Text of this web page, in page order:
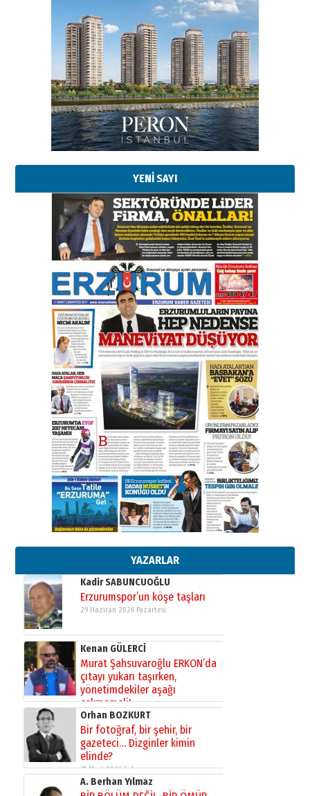
YENİ SAYI
YAZARLAR
Esat BİNDESEN
Başkan Sekmen’den Erzurum’a
bir vizyon proje daha!
02 Ağustos 2026 Pazar
Kadir SABUNCUOĞLU
Erzurumspor’un köşe taşları
29 Haziran 2026 Pazartesi
Kenan GÜLERCİ
Murat Şahsuvaroğlu ERKON’da
çıtayı yukarı taşırken,
yönetimdekiler aşağı
çekmemeli!
17 Şubat 2026 SalıOrhan BOZKURT
Bir fotoğraf, bir şehir, bir
gazeteci… Dizginler kimin
elinde?
31 Mart 2026 Salı
A. Berhan Yılmaz
BİR BÖLÜM DEĞİL, BİR ÖMÜR
SEÇİYORSUNUZ… “NEDEN
ATATÜRK ÜNİVERSİTESİ?”
28 Temmuz 2026 Salı
Ahmet Gökhan YAZICI
Ahmed Yesevi’den bir Alperen…
”Reisimiz” idi… Hakka yürüdü.!
26 Mart 2026 Perşembe
Cem Bakırcı
Ardında bıraktığı hatıralarıyla
gönül adamı Faruk Terzioğlu!
13 Mayıs 2026 Çarşamba
Esat BİNDESEN
Başkan Sekmen’den Erzurum’a
bir vizyon proje daha!
02 Ağustos 2026 Pazar
Kadir SABUNCUOĞLU
Erzurumspor’un köşe taşları
29 Haziran 2026 Pazartesi
Kenan GÜLERCİ
Murat Şahsuvaroğlu ERKON’da
çıtayı yukarı taşırken,
yönetimdekiler aşağı
çekmemeli!
17 Şubat 2026 SalıOrhan BOZKURT
Bir fotoğraf, bir şehir, bir
gazeteci… Dizginler kimin
elinde?
31 Mart 2026 Salı
A. Berhan Yılmaz